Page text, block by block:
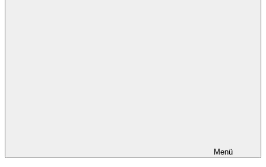
Menü